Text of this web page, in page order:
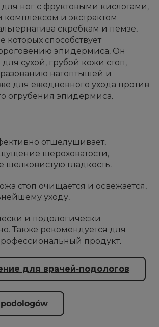
ног с фруктовыми кислотами,
и экстрактом
скребкам и пемзе,
которых способствует
эпидермиса. Он
для сухой, грубой кожи стоп,
натоптышей и
для ежедневного ухода против
огрубения эпидермиса.
отшелушивает,
шероховатости,
шелковистую гладкость.
стоп очищается и освежается,
уходу.
и подологически
Также рекомендуется для
продукт.
для врачей-подологов